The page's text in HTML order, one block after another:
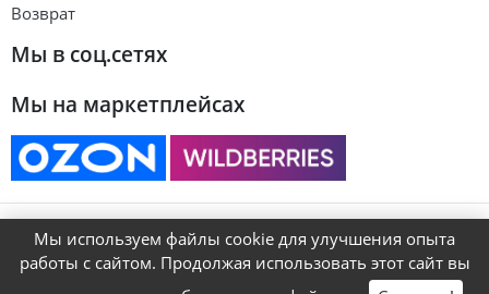
Возврат
Мы в соц.сетях
Мы на маркетплейсах
© ART&KIDS
Мы используем файлы cookie для улучшения опыта
работы с сайтом. Продолжая использовать этот сайт вы